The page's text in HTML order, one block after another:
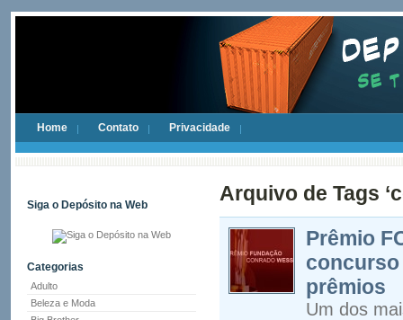
Home Contato Privacidade
Siga o Depósito na Web
Categorias
Adulto
Beleza e Moda
Arquivo de Tags
Prêmio
concurso
prêmios
Um dos